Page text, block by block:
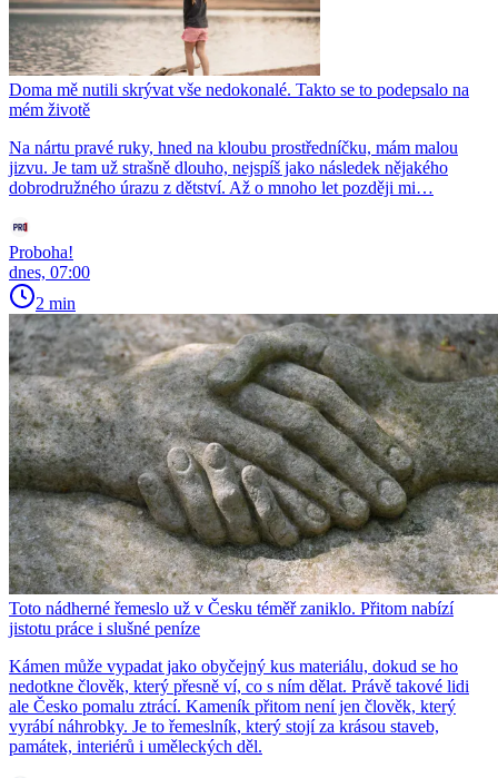
Doma mě nutili skrývat vše nedokonalé. Takto se to podepsalo na
mém životě
Na nártu pravé ruky, hned na kloubu prostředníčku, mám malou
jizvu. Je tam už strašně dlouho, nejspíš jako následek nějakého
dobrodružného úrazu z dětství. Až o mnoho let později mi…
Proboha!
dnes, 07:00
2 min
Toto nádherné řemeslo už v Česku téměř zaniklo. Přitom nabízí
jistotu práce i slušné peníze
Kámen může vypadat jako obyčejný kus materiálu, dokud se ho
nedotkne člověk, který přesně ví, co s ním dělat. Právě takové lidi
ale Česko pomalu ztrácí. Kameník přitom není jen člověk, který
vyrábí náhrobky. Je to řemeslník, který stojí za krásou staveb,
památek, interiérů i uměleckých děl.